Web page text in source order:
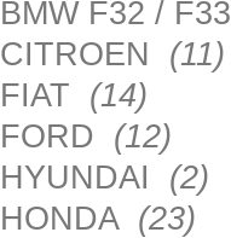
BMW F32 /
CITROEN (11)
FIAT (14)
FORD (12)
HYUNDAI (2)
HONDA (23)